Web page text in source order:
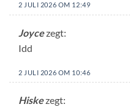
2 JULI 2026 OM 12:49
Joycezegt:
Idd
2 JULI 2026 OM 10:46
Hiskezegt: